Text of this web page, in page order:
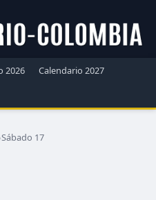
2026
Calendario 2027
›Sábado 17